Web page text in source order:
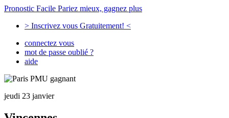
Pronostic Facile Pariez mieux, gagnez plus
> Inscrivez vous Gratuitement! <
connectez vous
mot de passe oublié ?
aide
jeudi 23 janvier